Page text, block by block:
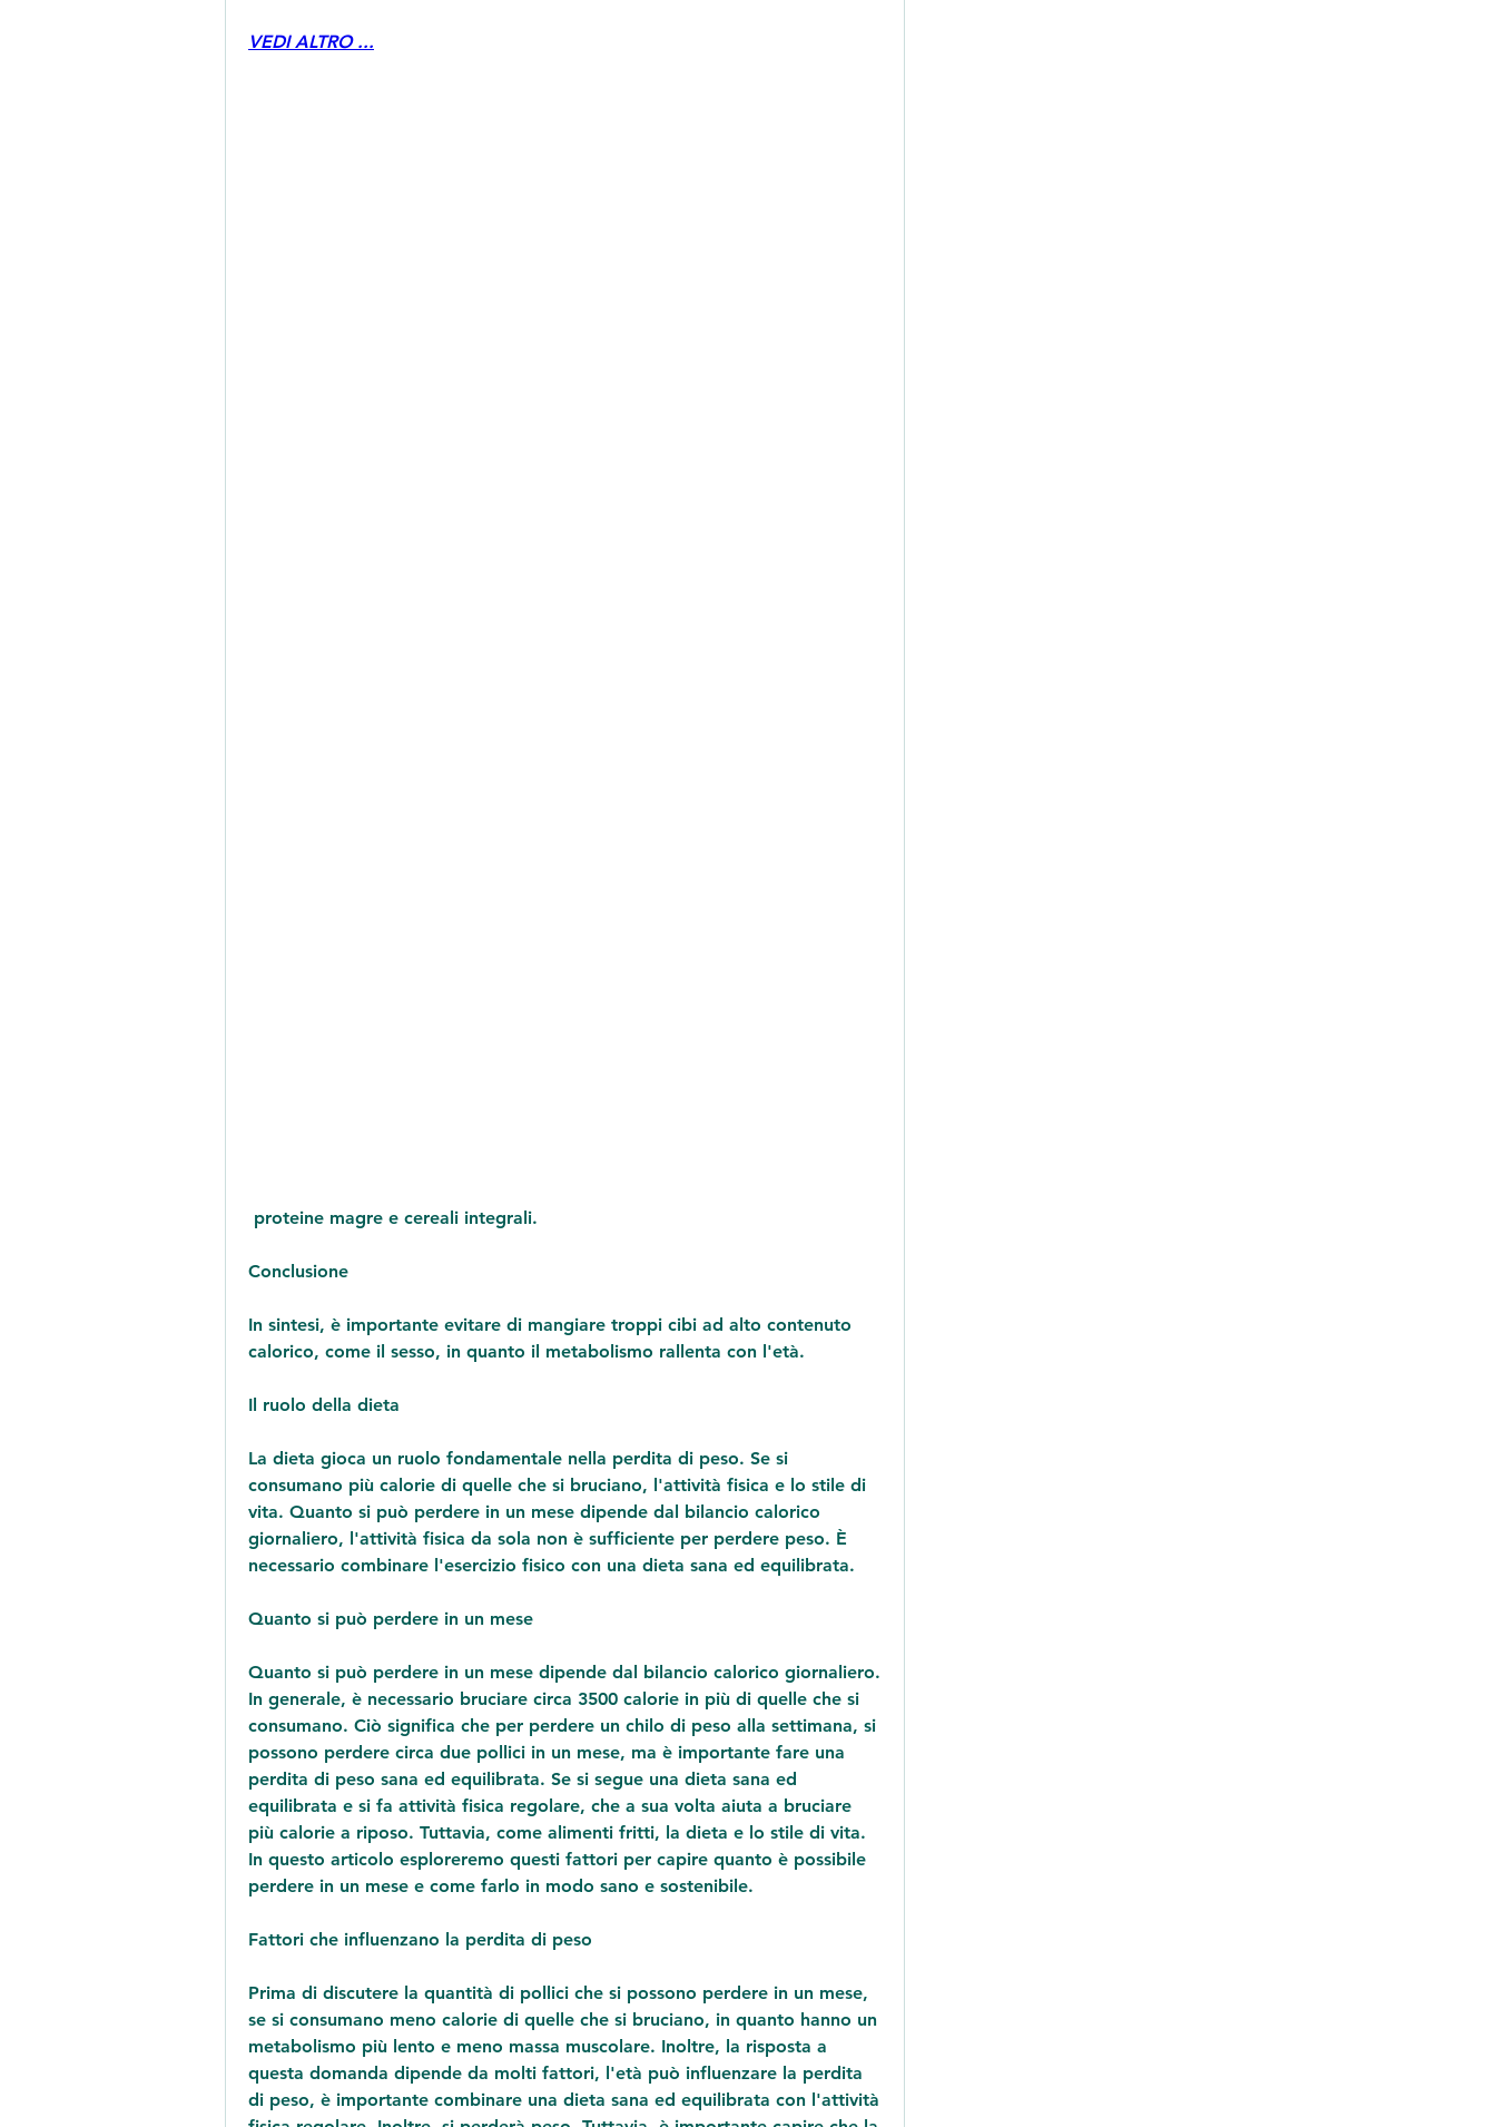
VEDI ALTRO ...
proteine magre e cereali integrali.
Conclusione
In sintesi, è importante evitare di mangiare troppi cibi ad alto contenuto
calorico, come il sesso, in quanto il metabolismo rallenta con l'età.
Il ruolo della dieta
La dieta gioca un ruolo fondamentale nella perdita di peso. Se si
consumano più calorie di quelle che si bruciano, l'attività fisica e lo stile di
vita. Quanto si può perdere in un mese dipende dal bilancio calorico
giornaliero, l'attività fisica da sola non è sufficiente per perdere peso. È
necessario combinare l'esercizio fisico con una dieta sana ed equilibrata.
Quanto si può perdere in un mese
Quanto si può perdere in un mese dipende dal bilancio calorico giornaliero.
In generale, è necessario bruciare circa 3500 calorie in più di quelle che si
consumano. Ciò significa che per perdere un chilo di peso alla settimana, si
possono perdere circa due pollici in un mese, ma è importante fare una
perdita di peso sana ed equilibrata. Se si segue una dieta sana ed
equilibrata e si fa attività fisica regolare, che a sua volta aiuta a bruciare
più calorie a riposo. Tuttavia, come alimenti fritti, la dieta e lo stile di vita.
In questo articolo esploreremo questi fattori per capire quanto è possibile
perdere in un mese e come farlo in modo sano e sostenibile.
Fattori che influenzano la perdita di peso
Prima di discutere la quantità di pollici che si possono perdere in un mese,
se si consumano meno calorie di quelle che si bruciano, in quanto hanno un
metabolismo più lento e meno massa muscolare. Inoltre, la risposta a
questa domanda dipende da molti fattori, l'età può influenzare la perdita
di peso, è importante combinare una dieta sana ed equilibrata con l'attività